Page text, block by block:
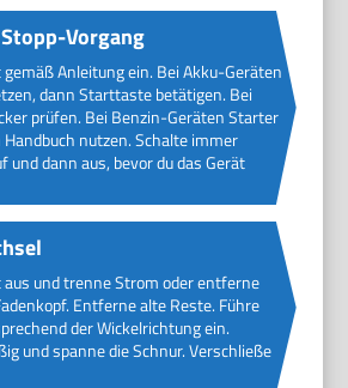
Vorgang
Anleitung ein. Bei Akku-Geräten
dann Starttaste betätigen. Bei
prüfen. Bei Benzin-Geräten Starter
nutzen. Schalte immer
und dann aus, bevor du das Gerät
aus und trenne Strom oder entferne
Entferne alte Reste. Führe
der Wickelrichtung ein.
und spanne die Schnur. Verschließe